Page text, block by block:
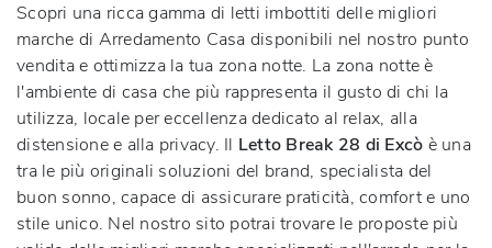
Scopri una ricca gamma di letti imbottiti delle migliori
marche di Arredamento Casa disponibili nel nostro punto
vendita e ottimizza la tua zona notte. La zona notte è
l'ambiente di casa che più rappresenta il gusto di chi la
utilizza, locale per eccellenza dedicato al relax, alla
distensione e alla privacy. Il Letto Break 28 di Excò è una
tra le più originali soluzioni del brand, specialista del
buon sonno, capace di assicurare praticità, comfort e uno
stile unico. Nel nostro sito potrai trovare le proposte più